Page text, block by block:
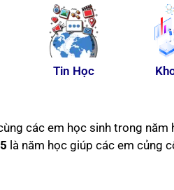
Tin Học
các em học sinh trong
là năm học giúp các em củng